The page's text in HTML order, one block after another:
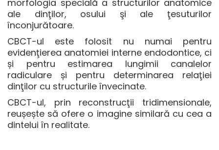
morfologia specială a structurilor anatomice
ale dinţilor, osului şi ale ţesuturilor
înconjurătoare.
CBCT-ul este folosit nu numai pentru
evidenţierea anatomiei interne endodontice, ci
și pentru estimarea lungimii canalelor
radiculare și pentru determinarea relaţiei
dinţilor cu structurile învecinate.
CBCT-ul, prin reconstrucţii tridimensionale,
reușește să ofere o imagine similară cu cea a
dintelui în realitate.